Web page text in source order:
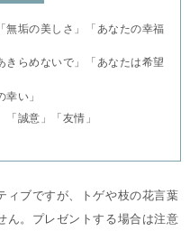
垢の美しさ」「あなたの幸福
らめないで」「あなたは希望
い」
誠意」「友情」
ィブですが、トゲや枝の花言葉
ん。プレゼントする場合は注意